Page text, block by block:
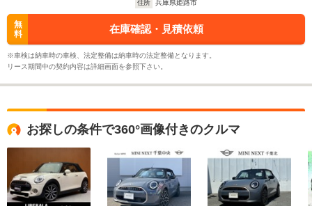
住所
兵庫県姫路市
無
料
在庫確認・見積依頼
※車検は納車時の車検、法定整備は納車時の法定整備となります。
リース期間中の契約内容は詳細画面を参照下さい。
お探しの条件で360°画像付きのクルマ